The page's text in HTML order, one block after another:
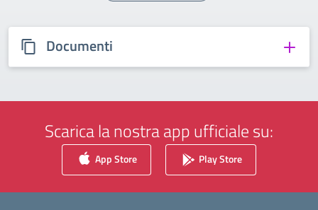
Documenti
Scarica la nostra app ufficiale su:
App Store Play Store